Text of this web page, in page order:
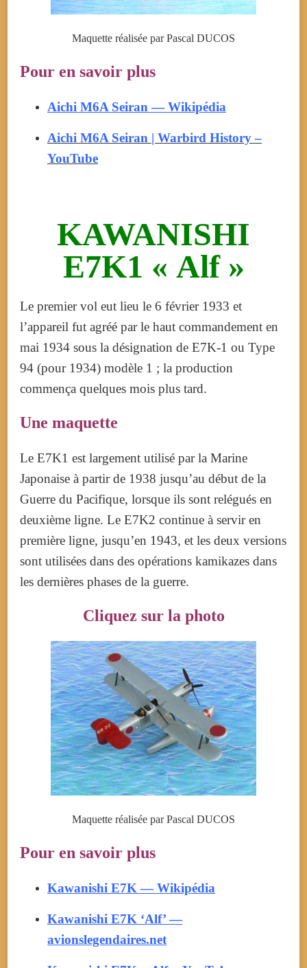
Maquette réalisée par Pascal DUCOS
Pour en savoir plus
Aichi M6A Seiran — Wikipédia
Aichi M6A Seiran | Warbird History –
YouTube
KAWANISHI
E7K1 « Alf »
Le premier vol eut lieu le 6 février 1933 et
l’appareil fut agréé par le haut commandement en
mai 1934 sous la désignation de E7K-1 ou Type
94 (pour 1934) modèle 1 ; la production
commença quelques mois plus tard.
Une maquette
Le E7K1 est largement utilisé par la Marine
Japonaise à partir de 1938 jusqu’au début de la
Guerre du Pacifique, lorsque ils sont relégués en
deuxième ligne. Le E7K2 continue à servir en
première ligne, jusqu’en 1943, et les deux versions
sont utilisées dans des opérations kamikazes dans
les dernières phases de la guerre.
Cliquez sur la photo
Maquette réalisée par Pascal DUCOS
Pour en savoir plus
Kawanishi E7K — Wikipédia
Kawanishi E7K ‘Alf’ —
avionslegendaires.net